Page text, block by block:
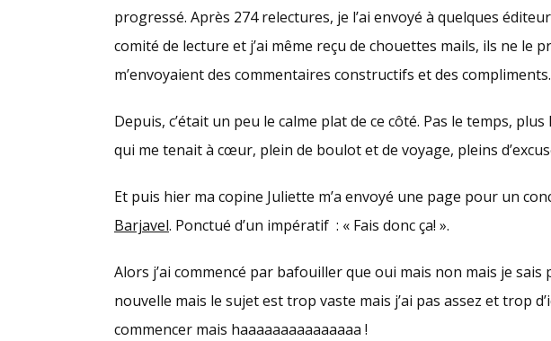
progressé. Après 274 relectures, je l’ai envoyé à quelques
comité de lecture et j’ai même reçu de chouettes mails, ils ne le
m’envoyaient des commentaires constructifs et des compliments.
Depuis, c’était un peu le calme plat de ce côté. Pas le temps,
qui me tenait à cœur, plein de boulot et de voyage, pleins
Et puis hier ma copine Juliette m’a envoyé une page pour un
Barjavel. Ponctué d’un impératif : « Fais donc ça! ».
Alors j’ai commencé par bafouiller que oui mais non mais je sais
nouvelle mais le sujet est trop vaste mais j’ai pas assez et trop
commencer mais haaaaaaaaaaaaaaa !